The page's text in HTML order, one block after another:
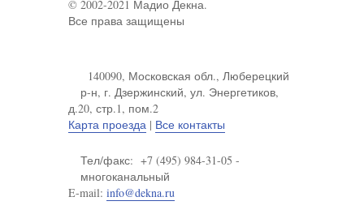
© 2002-2021 Мадио Декна.
Все права защищены
140090, Московская обл., Люберецкий
р-н, г. Дзержинский, ул. Энергетиков,
д.20, стр.1, пом.2
Карта проезда | Все контакты
Тел/факс: +7 (495) 984-31-05 -
многоканальный
E-mail: info@dekna.ru